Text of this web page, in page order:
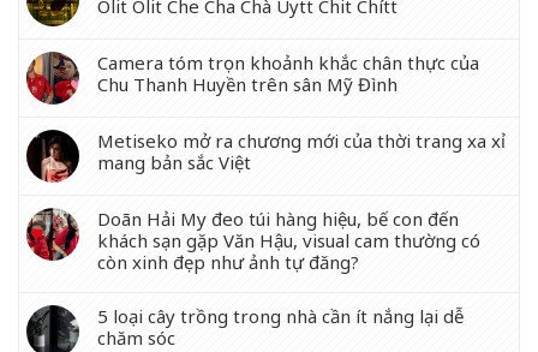
Olit Olit Che Cha Chà Uytt Chit Chítt
Camera tóm trọn khoảnh khắc chân thực của
Chu Thanh Huyền trên sân Mỹ Đình
Metiseko mở ra chương mới của thời trang xa xỉ
mang bản sắc Việt
Doãn Hải My đeo túi hàng hiệu, bế con đến
khách sạn gặp Văn Hậu, visual cam thường có
còn xinh đẹp như ảnh tự đăng?
5 loại cây trồng trong nhà cần ít nắng lại dễ
chăm sóc